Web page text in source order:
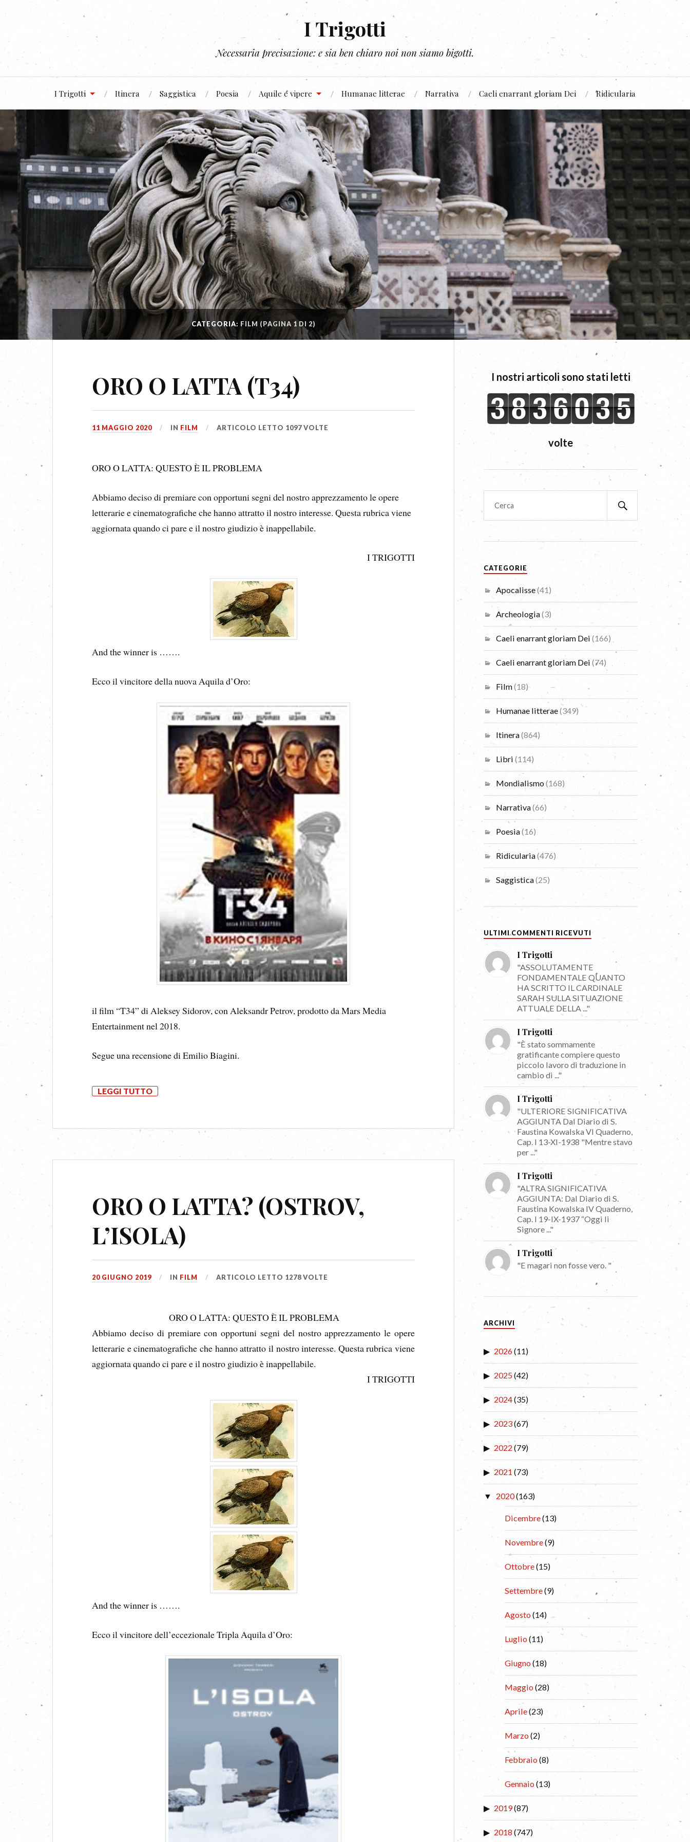
I Trigotti
Necessaria precisazione: e sia ben chiaro noi non siamo bigotti.
I Trigotti Itinera Saggistica Poesia Aquile e vipere Humanae litterae Narrativa Caeli enarrant gloriam Dei Ridicularia
CATEGORIA: FILM (PAGINA 1 DI 2)
ORO O LATTA (T34)
11 MAGGIO 2020 IN FILM ARTICOLO LETTO 1097 VOLTE
ORO O LATTA: QUESTO È IL PROBLEMA
Abbiamo deciso di premiare con opportuni segni del nostro apprezzamento le opere
letterarie e cinematografiche che hanno attratto il nostro interesse. Questa rubrica viene
aggiornata quando ci pare e il nostro giudizio è inappellabile.
I TRIGOTTI
And the winner is …….
Ecco il vincitore della nuova Aquila d’Oro:
il film “T34” di Aleksey Sidorov, con Aleksandr Petrov, prodotto da Mars Media
Entertainment nel 2018.
Segue una recensione di Emilio Biagini.
LEGGI TUTTO
ORO O LATTA? (OSTROV,
L’ISOLA)
20 GIUGNO 2019 IN FILM ARTICOLO LETTO 1278 VOLTE
ORO O LATTA: QUESTO È IL PROBLEMA
Abbiamo deciso di premiare con opportuni segni del nostro apprezzamento le opere
letterarie e cinematografiche che hanno attratto il nostro interesse. Questa rubrica viene
aggiornata quando ci pare e il nostro giudizio è inappellabile.
I TRIGOTTI
And the winner is …….
Ecco il vincitore dell’eccezionale Tripla Aquila d’Oro:
I nostri articoli sono stati letti
volte
CATEGORIE
Apocalisse(41)
Archeologia(3)
Caeli enarrant gloriam Dei (166)
Caeli enarrant gloriam Dei (74)
Film(18)
Humanae litterae(349)
Itinera(864)
Libri (114)
Mondialismo(168)
Narrativa(66)
Poesia(16)
Ridicularia(476)
Saggistica(25)
ULTIMI COMMENTI RICEVUTI
I Trigotti
"ASSOLUTAMENTE
FONDAMENTALE QUANTO
HA SCRITTO IL CARDINALE
SARAH SULLA SITUAZIONE
ATTUALE DELLA ..."
I Trigotti
"È stato sommamente
gratificante compiere questo
piccolo lavoro di traduzione in
cambio di ..."
I Trigotti
"ULTERIORE SIGNIFICATIVA
AGGIUNTA Dal Diario di S.
Faustina Kowalska VI Quaderno,
Cap. I 13-XI-1938 "Mentre stavo
per ..."
I Trigotti
"ALTRA SIGNIFICATIVA
AGGIUNTA: Dal Diario di S.
Faustina Kowalska IV Quaderno,
Cap. I 19-IX-1937 “Oggi li
Signore ..."
I Trigotti
"E magari non fosse vero. "
ARCHIVI
2026(11)
2025(42)
2024(35)
2023(67)
2022 (79)
2021 (73)
2020(163)
Dicembre(13)
Novembre(9)
Ottobre(15)
Settembre(9)
Agosto(14)
Luglio (11)
Giugno (18)
Maggio(28)
Aprile(23)
Marzo(2)
Febbraio(8)
Gennaio(13)
2019(87)
2018(747)